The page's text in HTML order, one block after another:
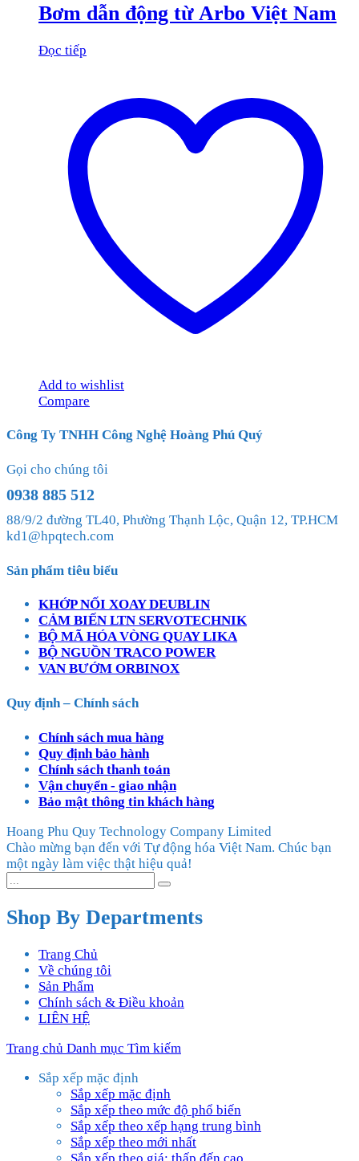
Bơm dẫn động từ Arbo Việt Nam
Đọc tiếp
Add to wishlist
Compare
Công Ty TNHH Công Nghệ Hoàng Phú Quý
Gọi cho chúng tôi
0938 885 512
88/9/2 đường TL40, Phường Thạnh Lộc, Quận 12, TP.HCM
kd1@hpqtech.com
Sản phẩm tiêu biểu
KHỚP NỐI XOAY DEUBLIN
CẢM BIẾN LTN SERVOTECHNIK
BỘ MÃ HÓA VÒNG QUAY LIKA
BỘ NGUỒN TRACO POWER
VAN BƯỚM ORBINOX
Quy định – Chính sách
Chính sách mua hàng
Quy định bảo hành
Chính sách thanh toán
Vận chuyển - giao nhận
Bảo mật thông tin khách hàng
Hoang Phu Quy Technology Company Limited
Chào mừng bạn đến với Tự động hóa Việt Nam. Chúc bạn
một ngày làm việc thật hiệu quả!
Shop By Departments
Trang Chủ
Về chúng tôi
Sản Phẩm
Chính sách & Điều khoản
LIÊN HỆ
Trang chủ Danh mục Tìm kiếm
Sắp xếp mặc định
Sắp xếp mặc định
Sắp xếp theo mức độ phổ biến
Sắp xếp theo xếp hạng trung bình
Sắp xếp theo mới nhất